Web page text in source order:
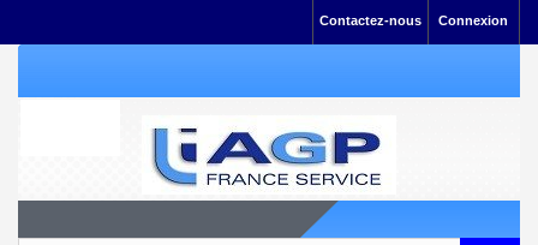
Connexion
Contactez-nous